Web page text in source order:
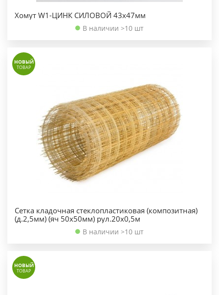
Хомут W1-ЦИНК СИЛОВОЙ 43х47мм
В наличии >10 шт
НОВЫЙ
ТОВАР
Сетка кладочная стеклопластиковая (композитная)
(д.2,5мм) (яч 50х50мм) рул.20х0,5м
В наличии >10 шт
НОВЫЙ
ТОВАР